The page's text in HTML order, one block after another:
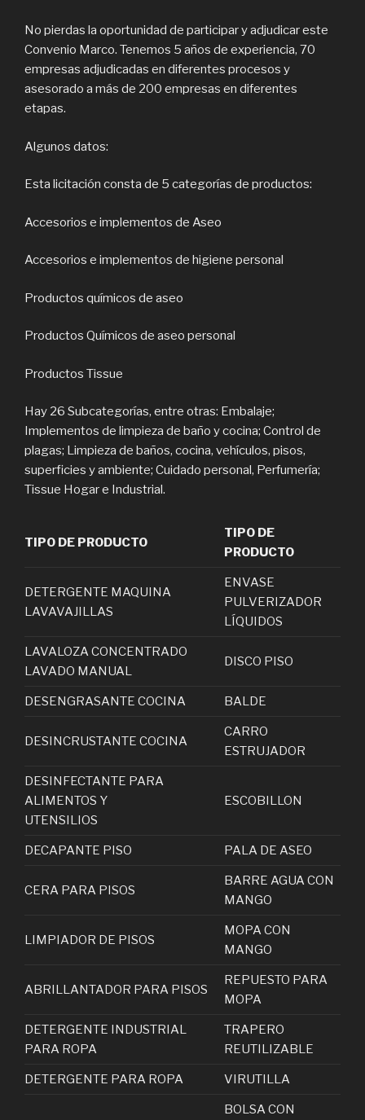
No pierdas la oportunidad de participar y adjudicar este
Convenio Marco. Tenemos 5 años de experiencia, 70
empresas adjudicadas en diferentes procesos y
asesorado a más de 200 empresas en diferentes
etapas.
Algunos datos:
Esta licitación consta de 5 categorías de productos:
Accesorios e implementos de Aseo
Accesorios e implementos de higiene personal
Productos químicos de aseo
Productos Químicos de aseo personal
Productos Tissue
Hay 26 Subcategorías, entre otras: Embalaje;
Implementos de limpieza de baño y cocina; Control de
plagas; Limpieza de baños, cocina, vehículos, pisos,
superficies y ambiente; Cuidado personal, Perfumería;
Tissue Hogar e Industrial.
TIPO DE PRODUCTO
TIPO DE
PRODUCTO
DETERGENTE MAQUINA
LAVAVAJILLAS
ENVASE
PULVERIZADOR
LÍQUIDOS
LAVALOZA CONCENTRADO
LAVADO MANUAL
DISCO PISO
DESENGRASANTE COCINA BALDE
DESINCRUSTANTE COCINA
CARRO
ESTRUJADOR
DESINFECTANTE PARA
ALIMENTOS Y
UTENSILIOS
ESCOBILLON
DECAPANTE PISO PALA DE ASEO
CERA PARA PISOS
BARRE AGUA CON
MANGO
LIMPIADOR DE PISOS
MOPA CON
MANGO
ABRILLANTADOR PARA PISOS
REPUESTO PARA
MOPA
DETERGENTE INDUSTRIAL
PARA ROPA
TRAPERO
REUTILIZABLE
DETERGENTE PARA ROPA VIRUTILLA
BOLSA CON